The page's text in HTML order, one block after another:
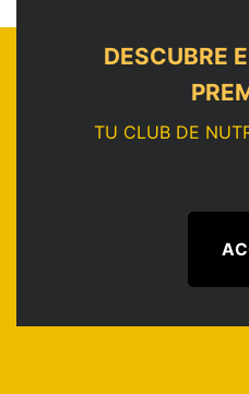
DESCUBRE
TU CLUB DE